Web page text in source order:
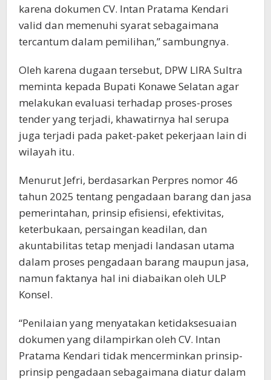
karena dokumen CV. Intan Pratama Kendari
valid dan memenuhi syarat sebagaimana
tercantum dalam pemilihan,” sambungnya.
Oleh karena dugaan tersebut, DPW LIRA Sultra
meminta kepada Bupati Konawe Selatan agar
melakukan evaluasi terhadap proses-proses
tender yang terjadi, khawatirnya hal serupa
juga terjadi pada paket-paket pekerjaan lain di
wilayah itu.
Menurut Jefri, berdasarkan Perpres nomor 46
tahun 2025 tentang pengadaan barang dan jasa
pemerintahan, prinsip efisiensi, efektivitas,
keterbukaan, persaingan keadilan, dan
akuntabilitas tetap menjadi landasan utama
dalam proses pengadaan barang maupun jasa,
namun faktanya hal ini diabaikan oleh ULP
Konsel.
“Penilaian yang menyatakan ketidaksesuaian
dokumen yang dilampirkan oleh CV. Intan
Pratama Kendari tidak mencerminkan prinsip-
prinsip pengadaan sebagaimana diatur dalam